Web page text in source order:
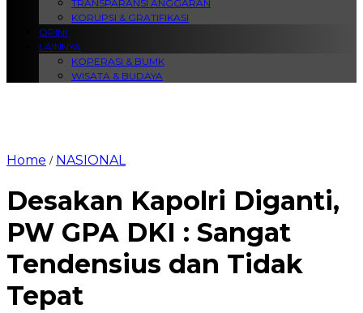
TRANSPARANSI ANGGARAN
KORUPSI & GRATIFIKASI
OPINI
LAINNYA
KOPERASI & BUMK
WISATA & BUDAYA
Home / NASIONAL
Desakan Kapolri Diganti,
PW GPA DKI : Sangat
Tendensius dan Tidak
Tepat